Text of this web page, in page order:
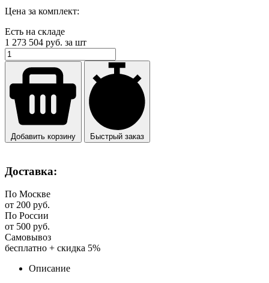
Цена за комплект:
Есть на складе
1 273 504 руб. за шт
Добавить корзину Быстрый заказ
Доставка:
По Москве
от 200 руб.
По России
от 500 руб.
Самовывоз
бесплатно + скидка 5%
Описание